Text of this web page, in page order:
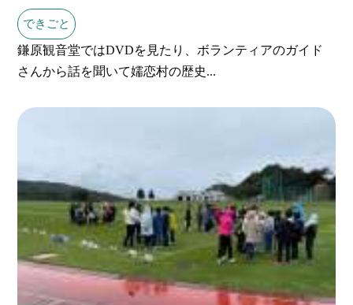
できごと
鎌原観音堂ではDVDを見たり、ボランティアのガイド
さんから話を聞いて嬬恋村の歴史...